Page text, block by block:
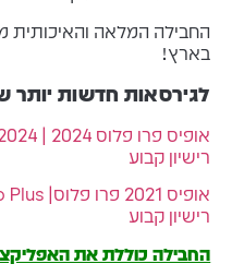
החבילה המלאה והאיכותית
בארץ!
לגירסאות חדשות יותר
רישיון קבוע
רישיון קבוע
החבילה כוללת את